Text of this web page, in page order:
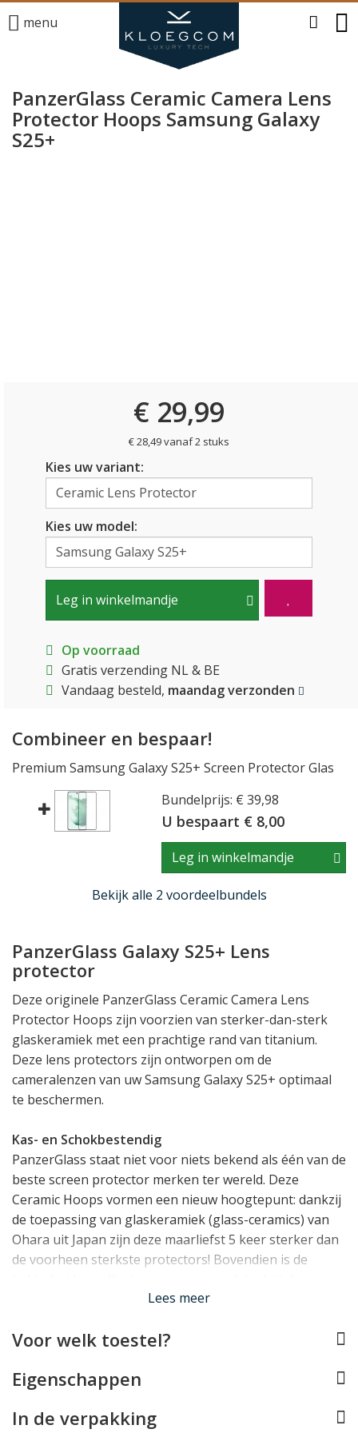
menu
PanzerGlass Ceramic Camera Lens
Protector Hoops Samsung Galaxy
S25+
€ 29,99
€ 28,49 vanaf 2 stuks
Kies uw variant:
Kies uw model:
Leg in winkelmandje
Op voorraad
Gratis verzending NL & BE
Vandaag besteld, maandag verzonden
Combineer en bespaar!
Premium Samsung Galaxy S25+ Screen Protector Glas
Bundelprijs: € 39,98
U bespaart € 8,00
Leg in winkelmandje
Bekijk alle 2 voordeelbundels
PanzerGlass Galaxy S25+ Lens
protector
Deze originele PanzerGlass Ceramic Camera Lens
Protector Hoops zijn voorzien van sterker-dan-sterk
glaskeramiek met een prachtige rand van titanium.
Deze lens protectors zijn ontworpen om de
cameralenzen van uw Samsung Galaxy S25+ optimaal
te beschermen.
Kas- en Schokbestendig
PanzerGlass staat niet voor niets bekend als één van de
beste screen protector merken ter wereld. Deze
Ceramic Hoops vormen een nieuw hoogtepunt: dankzij
de toepassing van glaskeramiek (glass-ceramics) van
Ohara uit Japan zijn deze maarliefst 5 keer sterker dan
de voorheen sterkste protectors! Bovendien is de
nanokristallisatie techniek van Ohara.
Eenvoudig plaatsen met EasyAligner
is eenvoudig, doordat deze met een handige applicator
protectors voor elke lens, maar legt de PanzerGlass in
Lees meer
Voor welk toestel?
Eigenschappen
In de verpakking